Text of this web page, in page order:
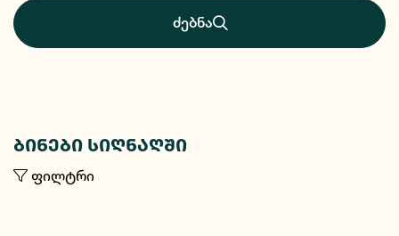
ძებნა
ბინები სიღნაღში
ფილტრი